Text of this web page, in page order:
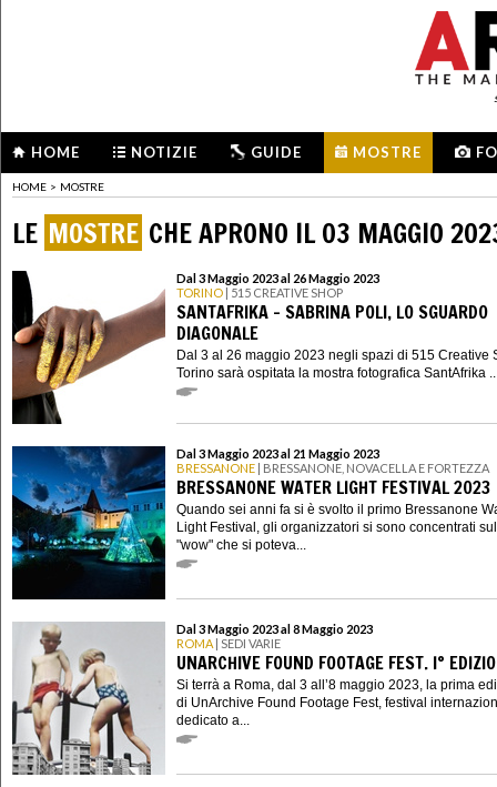
HOME NOTIZIE GUIDE MOSTRE
HOME > MOSTRE
LE MOSTRE CHE APRONO IL 03 MAGGIO
Dal 3 Maggio 2023 al 26 Maggio 2023
TORINO | 515 CREATIVE SHOP
SANTAFRIKA - SABRINA POLI, LO SGUARDO
DIAGONALE
Dal 3 al 26 maggio 2023 negli spazi di 515 Creative
Torino sarà ospitata la mostra fotografica SantAfrika
Dal 3 Maggio 2023 al 21 Maggio 2023
BRESSANONE | BRESSANONE, NOVACELLA E FORTEZZA
BRESSANONE WATER LIGHT FESTIVAL 2023
Quando sei anni fa si è svolto il primo Bressanone
Light Festival, gli organizzatori si sono concentrati
"wow" che si poteva...
Dal 3 Maggio 2023 al 8 Maggio 2023
ROMA | SEDI VARIE
UNARCHIVE FOUND FOOTAGE FEST. I°
Si terrà a Roma, dal 3 all’8 maggio 2023, la prima
di UnArchive Found Footage Fest, festival
dedicato a...